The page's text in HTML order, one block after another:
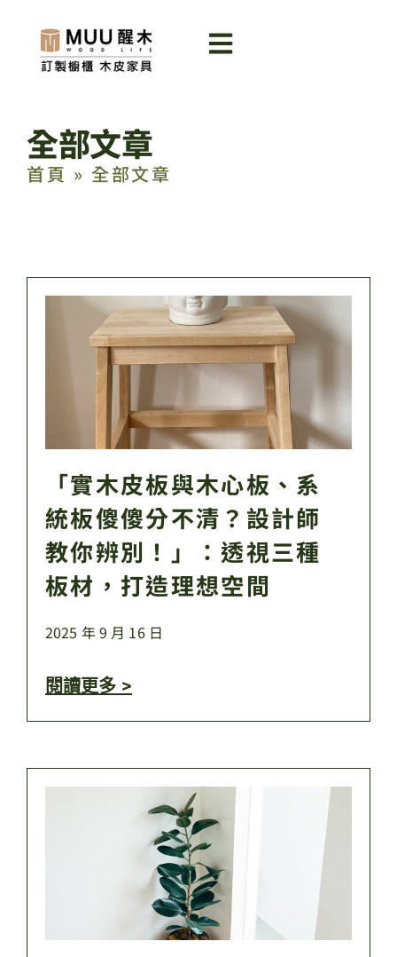
全部文章
首頁 »全部文章
「實木皮板與木心板、系
統板傻傻分不清？設計師
教你辨別！」：透視三種
板材，打造理想空間
2025 年 9 月 16 日
閱讀更多 >